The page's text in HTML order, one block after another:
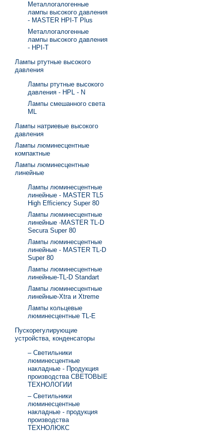
Металлогалогенные
лампы высокого давления
- MASTER HPI-T Plus
Металлогалогенные
лампы высокого давления
- HPI-T
Лампы ртутные высокого
давления
Лампы ртутные высокого
давления - HPL - N
Лампы смешанного света
ML
Лампы натриевые высокого
давления
Лампы люминесцентные
компактные
Лампы люминесцентные
линейные
Лампы люминесцентные
линейные - MASTER TL5
High Efficiency Super 80
Лампы люминесцентные
линейные -MASTER TL-D
Secura Super 80
Лампы люминесцентные
линейные - MASTER TL-D
Super 80
Лампы люминесцентные
линейные-TL-D Standart
Лампы люминесцентные
линейные-Xtra и Xtreme
Лампы кольцевые
люминесцентные TL-E
Пускорегулирующие
устройства, конденсаторы
– Светильники
люминесцентные
накладные - Продукция
производства СВЕТОВЫЕ
ТЕХНОЛОГИИ
– Светильники
люминесцентные
накладные - продукция
производства
ТЕХНОЛЮКС